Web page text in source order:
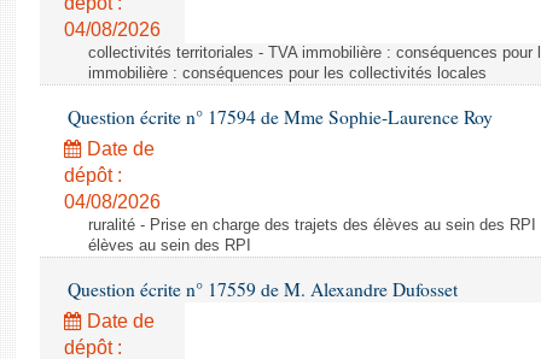
04/08/2026
collectivités territoriales - TVA immobilière : conséquences
immobilière : conséquences pour les collectivités locales
Question écrite n° 17594 de Mme Sophie-Laurence Roy
Date de
dépôt :
04/08/2026
ruralité - Prise en charge des trajets des élèves au sein des
élèves au sein des RPI
Question écrite n° 17559 de M. Alexandre Dufosset
Date de
dépôt :